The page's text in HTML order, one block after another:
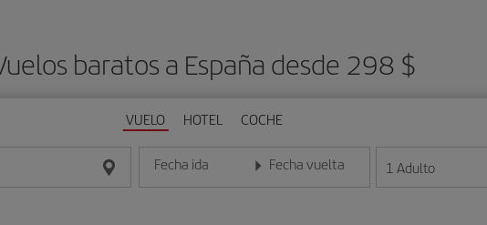
baratos a España desde 298 $
VUELO HOTEL COCHE
Fecha ida
Introduce la fecha en formato día/mes/año
Fecha vuelta
Introduce la fecha en formato día/mes/año
1 Adulto